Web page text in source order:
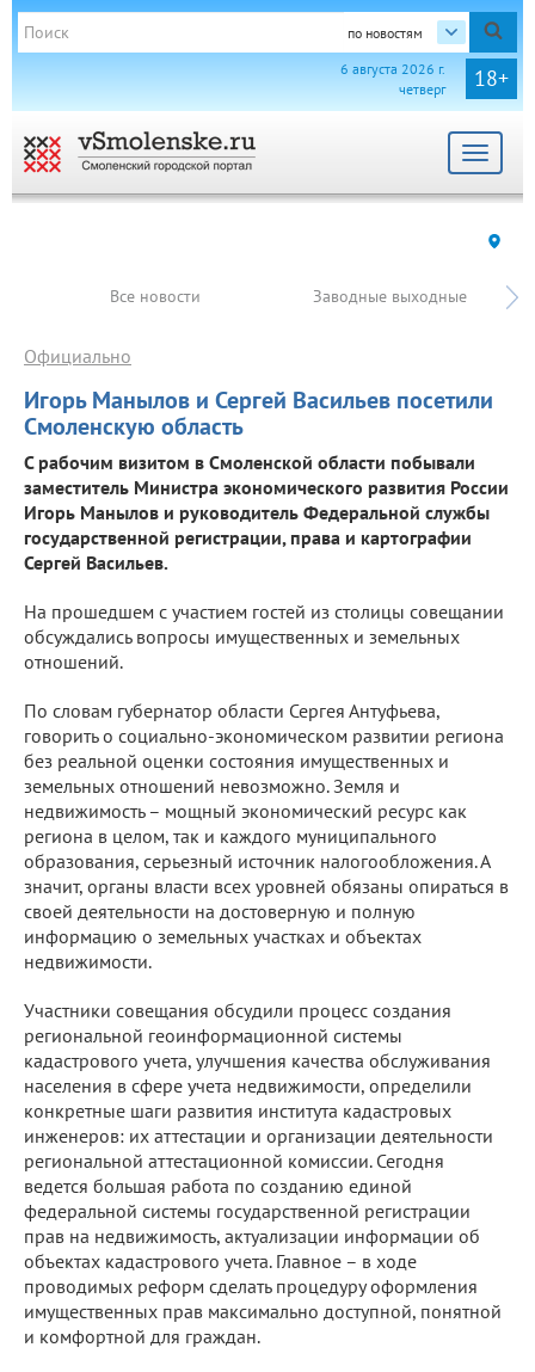
по новостям
18+
6 августа 2026 г.
четверг
Toggle
Все новости Заводные выходные
Игорь Манылов и Сергей Васильев посетили
Смоленскую область
Официально
С рабочим визитом в Смоленской области побывали
заместитель Министра экономического развития России
Игорь Манылов и руководитель Федеральной службы
государственной регистрации, права и картографии
Сергей Васильев.
На прошедшем с участием гостей из столицы совещании
обсуждались вопросы имущественных и земельных
отношений.
По словам губернатор области Сергея Антуфьева,
говорить о социально-экономическом развитии региона
без реальной оценки состояния имущественных и
земельных отношений невозможно. Земля и
недвижимость – мощный экономический ресурс как
региона в целом, так и каждого муниципального
образования, серьезный источник налогообложения. А
значит, органы власти всех уровней обязаны опираться в
своей деятельности на достоверную и полную
информацию о земельных участках и объектах
недвижимости.
Участники совещания обсудили процесс создания
региональной геоинформационной системы
кадастрового учета, улучшения качества обслуживания
населения в сфере учета недвижимости, определили
конкретные шаги развития института кадастровых
инженеров: их аттестации и организации деятельности
региональной аттестационной комиссии. Сегодня
ведется большая работа по созданию единой
федеральной системы государственной регистрации
прав на недвижимость, актуализации информации об
объектах кадастрового учета. Главное – в ходе
проводимых реформ сделать процедуру оформления
имущественных прав максимально доступной, понятной
и комфортной для граждан.